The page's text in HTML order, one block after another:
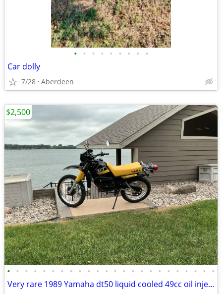
• • • • • • • • •
Car dolly
7/28 Aberdeen
• • • • • • • • • • • • • • • • • • • • • • • •
Very rare 1989 Yamaha dt50 liquid cooled 49cc oil injected
$2,500